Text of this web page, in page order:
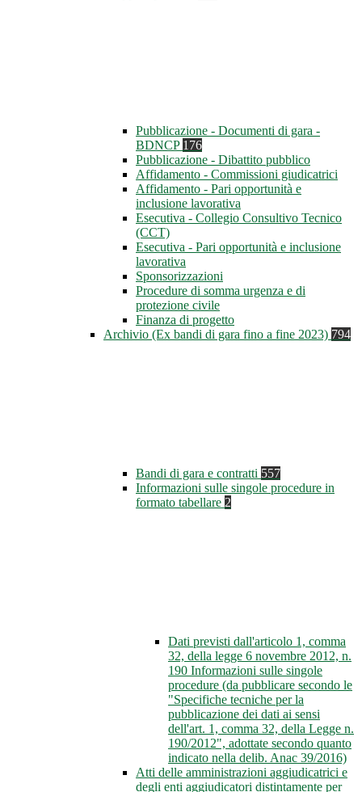
Pubblicazione - Documenti di gara -
BDNCP 176
Pubblicazione - Dibattito pubblico
Affidamento - Commissioni giudicatrici
Affidamento - Pari opportunità e
inclusione lavorativa
Esecutiva - Collegio Consultivo Tecnico
(CCT)
Esecutiva - Pari opportunità e inclusione
lavorativa
Sponsorizzazioni
Procedure di somma urgenza e di
protezione civile
Finanza di progetto
Archivio (Ex bandi di gara fino a fine 2023) 794
Bandi di gara e contratti 557
Informazioni sulle singole procedure in
formato tabellare 2
Dati previsti dall'articolo 1, comma
32, della legge 6 novembre 2012, n.
190 Informazioni sulle singole
procedure (da pubblicare secondo le
"Specifiche tecniche per la
pubblicazione dei dati ai sensi
dell'art. 1, comma 32, della Legge n.
190/2012", adottate secondo quanto
indicato nella delib. Anac 39/2016)
Atti delle amministrazioni aggiudicatrici e
degli enti aggiudicatori distintamente per